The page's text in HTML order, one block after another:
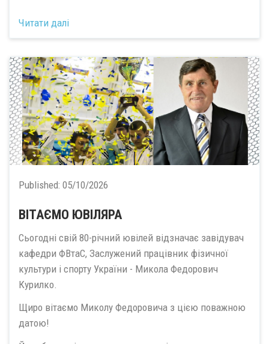
Читати далі
Published: 05/10/2026
ВІТАЄМО ЮВІЛЯРА
Сьогодні свій 80-річний ювілей відзначає завідувач
кафедри ФВтаС, Заслужений працівник фізичної
культури і спорту України - Микола Федорович
Курилко.
Щиро вітаємо Миколу Федоровича з цією поважною
датою!